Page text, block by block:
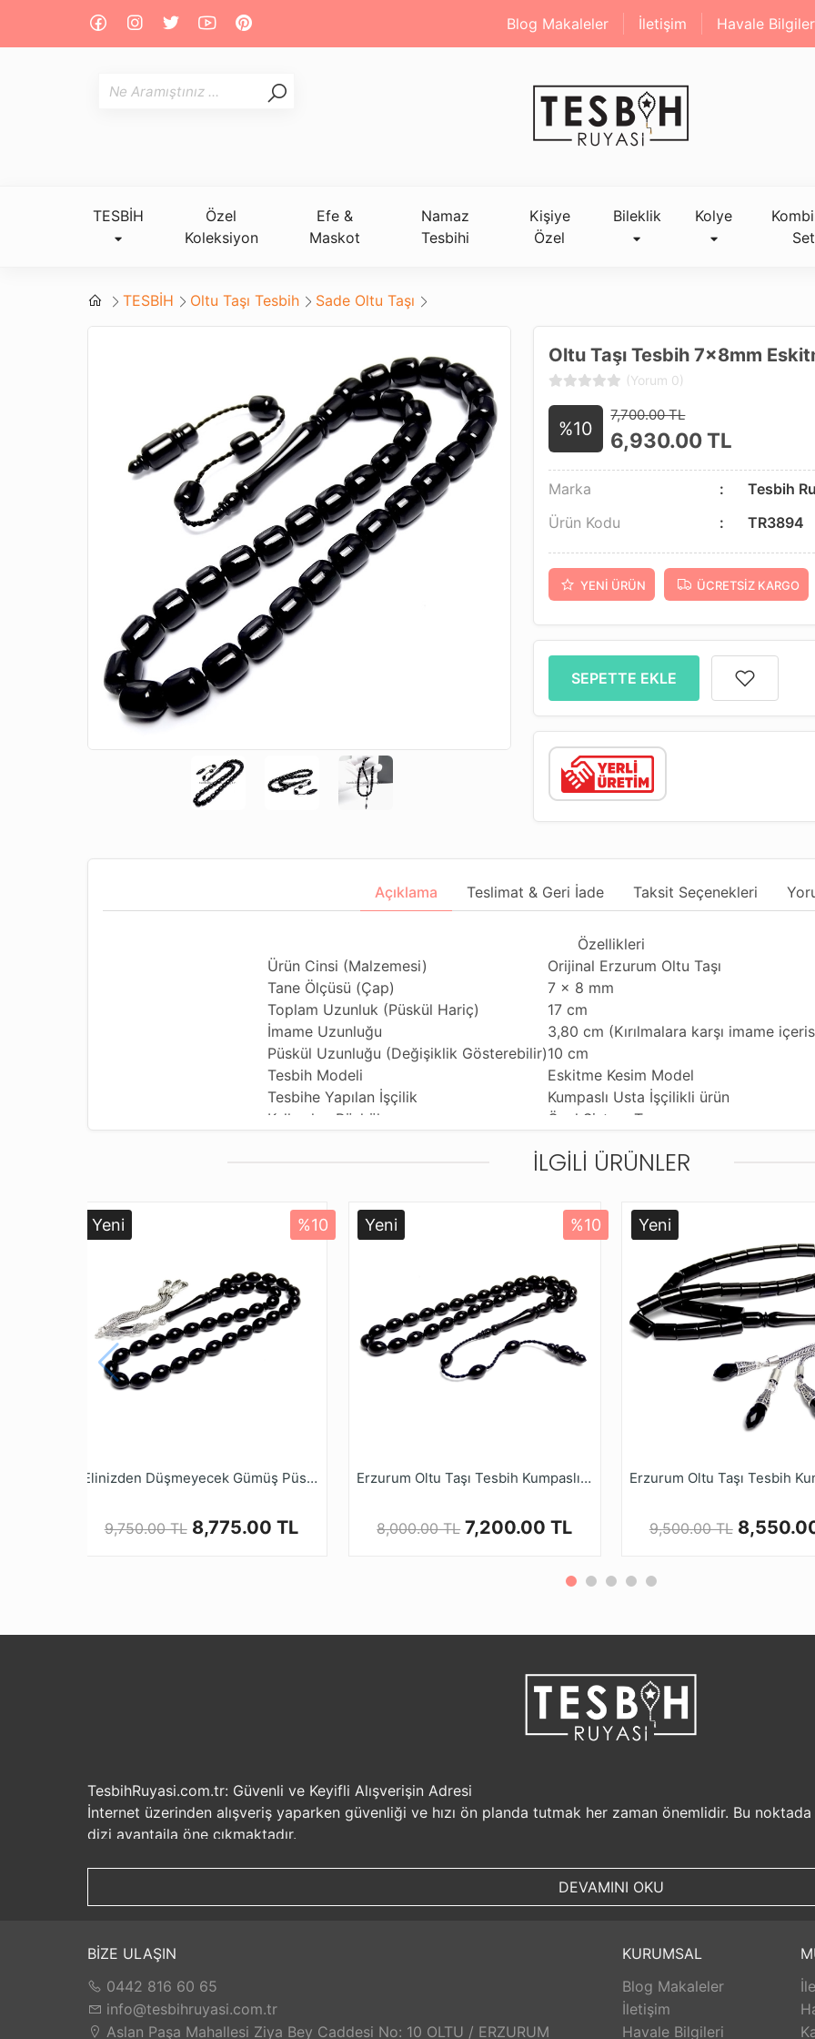
Blog Makaleler İletişim Havale
TESBİH
Özel
Koleksiyon
Efe &
Maskot
Namaz
Tesbihi
Kişiye
Özel
Bileklik Kolye
Set
TESBİH Oltu Taşı Tesbih Sade Oltu Taşı
Oltu Taşı Tesbih 7x8mm
(Yorum 0)
%10
7,700.00 TL
6,930.00TL
Marka
Tesbih
Ürün Kodu
TR3894
YENI ÜRÜN ÜCRETSIZ KARGO
SEPETTE EKLE
Açıklama Teslimat & Geri İade Taksit Seçenekleri
Özellikleri
Ürün Cinsi (Malzemesi)
Orijinal Erzurum Oltu Taşı
Tane Ölçüsü (Çap)
7 x 8 mm
Toplam Uzunluk (Püskül Hariç)
17 cm
İmame Uzunluğu
3,80 cm (Kırılmalara karşı imame
Püskül Uzunluğu (Değişiklik Gösterebilir)10 cm
Tesbih Modeli
Eskitme Kesim Model
Tesbihe Yapılan İşçilik
Kumpaslı Usta İşçilikli ürün
Kullanılan Püskül
Özel Sistem Tasarımı
Tekli ve Çiftli Çekime Uygun
Paketleme ve Gönderim Şekli
Standart Tesbih Kutusu
Ürün Açıklaması
* Oltu Taşı Yöremiz Erzurum Oltu İlçesinin kuzey doğusunda, Yer altından sadece el emeği ile bin bir
çıkarılmaktadır. Doğal Fosil yapısına sahip olan Oltu Taşı bu güçlük nedeniyle Değerli taşlar sınıfındadır.
* İsmini çıkarıldığı İlçenin isminden alan bu taş, genellikle siyah ve çok narin görülse de kahve
siyah renk kullanılmaktadır.
* Türkiye de 3213 sayılı maden kanununda Oltu Taşı kıymetli taşlar arasında olduğu tescil edilmiştir.
olmasına rağmen Hava ile temas edince sertleşme özelliğine sahip aynı zamanda İşlendikçe sertleşen,
bir doğal fosil taştır.
* Oltu Taşı Pozitif düşünmenize, Kendinize güven, St res azaltıcı, Gerginlik giderici, Sabır verici,
* Tamamen el emeği göz nuru işçiliği ile yapmış olduğumuz oltu taşı tesbih modellerini, Kalite ve
İLGILI ÜRÜNLER
Yeni %10
Elinizden Düşmeyecek Gümüş Püsküllü Erzurum Oltu Taşı Tesbihi
9,750.00 TL 8,775.00 TL
Yeni %10
Erzurum Oltu Taşı Tesbih Kumpaslı El İşi 6,5x9mm Borulu İmame
8,000.00 TL 7,200.00 TL
Yeni
9,500.00 TL
TesbihRuyasi.com.tr: Güvenli ve Keyifli Alışverişin Adresi
İnternet üzerinden alışveriş yaparken güvenliği ve hızı ön planda tutmak her zaman önemlidir. Bu
dizi avantajla öne çıkmaktadır.
seçenekleri ile rahatça alışveriş yapabilirsiniz. Sizin için değerli olan bilgilerin güvende olduğunu bilerek,
Hızlı Kargo Hizmeti: Sipariş verdiğiniz ürünler, aynı gün kargolanarak size hızlı bir şekilde ulaştırılır. Bu
İade ve Değişim İmkanı: Memnuniyetsizlik durumunda TesbihRuyasi.com.tr,
ve değişim imkanı
değilse, kolayca iade edebilir veya değişim yapabilirsiniz. Bu sayede alışveriş deneyiminizde herhangi bir
Satış Sonrası Destek: TesbihRuyasi.com.tr, satın aldığınız ürünlerin arkasında durur ve satış sonrası
yaşarsanız veya yardıma ihtiyacınız olursa, müşteri hizmetleri ekibi size yardımcı olacaktır. Bu sayede
TesbihRuyasi.com.tr güvenli, hızlı ve müşteri odaklı bir alışveriş deneyimi sunar. Siz de bu avantajlardan
DEVAMINI OKU
BİZE ULAŞIN
0442 816 60 65
info@tesbihruyasi.com.tr
Aslan Paşa Mahallesi Ziya Bey Caddesi No: 10 OLTU / ERZURUM
KURUMSAL
Blog Makaleler
İletişim
Havale Bilgileri